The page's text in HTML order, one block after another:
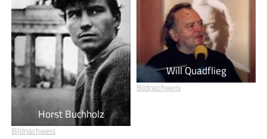
Horst Buchholz
Bildnachweis
Will Quadflieg
Bildnachweis